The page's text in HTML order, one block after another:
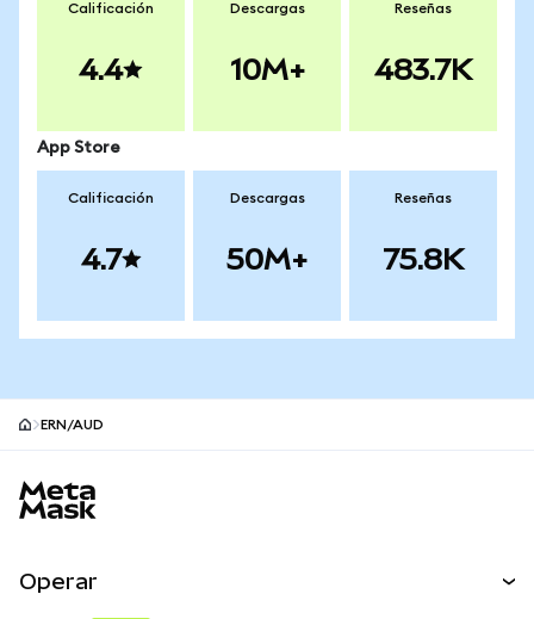
Calificación
4.4
Descargas
10M+
Reseñas
483.7K
App Store
Calificación
4.7
Descargas
50M+
Reseñas
75.8K
ERN/AUD
Operar